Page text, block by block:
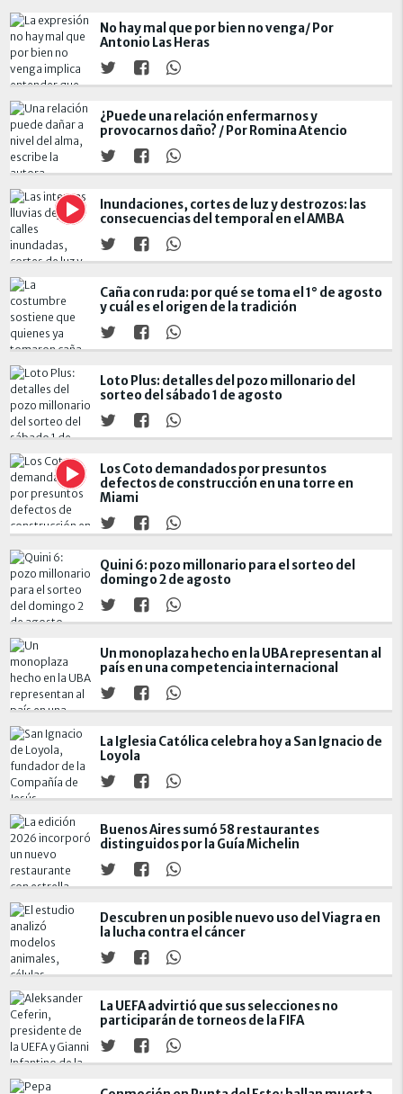
No hay mal que por bien no venga/ Por
Antonio Las Heras
¿Puede una relación enfermarnos y
provocarnos daño? / Por Romina Atencio
Inundaciones, cortes de luz y destrozos: las
consecuencias del temporal en el AMBA
Caña con ruda: por qué se toma el 1° de agosto
y cuál es el origen de la tradición
Loto Plus: detalles del pozo millonario del
sorteo del sábado 1 de agosto
Los Coto demandados por presuntos
defectos de construcción en una torre en
Miami
Quini 6: pozo millonario para el sorteo del
domingo 2 de agosto
Un monoplaza hecho en la UBA representan al
país en una competencia internacional
La Iglesia Católica celebra hoy a San Ignacio de
Loyola
Buenos Aires sumó 58 restaurantes
distinguidos por la Guía Michelin
Descubren un posible nuevo uso del Viagra en
la lucha contra el cáncer
La UEFA advirtió que sus selecciones no
participarán de torneos de la FIFA